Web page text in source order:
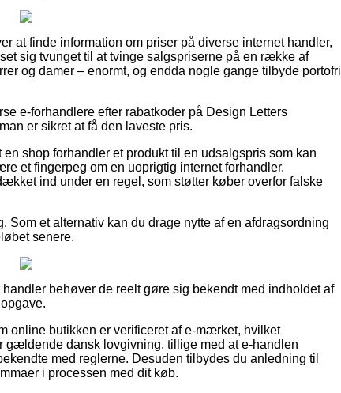
at finde information om priser på diverse internet handler,
sig tvunget til at tvinge salgspriserne på en række af
og damer – enormt, og endda nogle gange tilbyde portofri
e-forhandlere efter rabatkoder på Design Letters
er sikret at få den laveste pris.
shop forhandler et produkt til en udsalgspris som kan
et fingerpeg om en uoprigtig internet forhandler.
ind under en regel, som støtter køber overfor falske
et alternativ kan du drage nytte af en afdragsordning
senere.
behøver de reelt gøre sig bekendt med indholdet af
online butikken er verificeret af e-mærket, hvilket
dansk lovgivning, tillige med at e-handlen
med reglerne. Desuden tilbydes du anledning til
i processen med dit køb.